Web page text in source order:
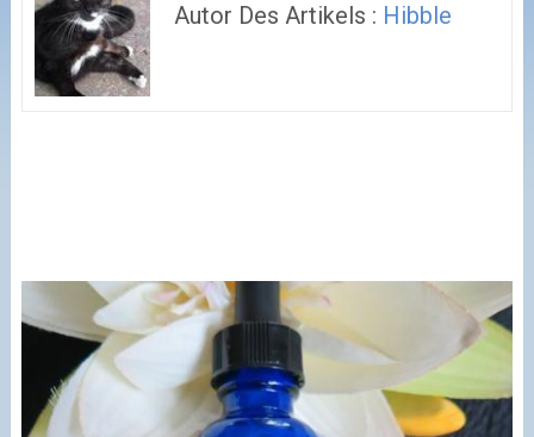
Autor Des Artikels : Hibble